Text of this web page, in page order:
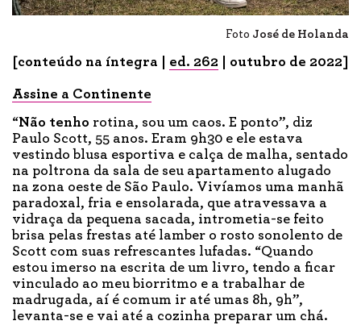
Foto José de Holanda
conteúdo na íntegra | ed. 262 outu bro de 2022]
Assine a Continente
“Não tenho rotina, sou um caos. E ponto”, diz
Paulo Scott, 55 anos. Eram 9h30 e ele estava
vestindo blusa esportiva e calça de malha, sentado
na poltrona da sala de seu apartamento alugado
na zona oeste de São Paulo. Vivíamos uma manhã
paradoxal, fria e ensolarada, que atravessava a
vidraça da pequena sacada, intrometia-se feito
brisa pelas frestas até lamber o rosto sonolento de
Scott com suas refrescantes lufadas. “Quando
estou imerso na escrita de um livro, tendo a ficar
vinculado ao meu biorritmo e a trabalhar de
madrugada, aí é comum ir até umas 8h, 9h”,
levanta-se e vai até a cozinha preparar um chá.